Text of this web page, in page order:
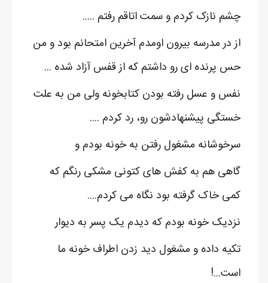
چشم نازک کردم و سمت اتاقم رفتم .....
از در مدرسه بیرون اومدم آخرین امتحانم بود و من
حس پرنده ای رو داشتم که از قفس آزاد شده ...
نفس و عسل رفته بودن کتابخونه ولی من به علت
خستگی پیشنهادشون رو، رد کردم ....
سرخوشانه مشغول رفتن به خونه بودم و
گاهی هم به کفش های کتونی مشکی رنگم که
کمی خاک گرفته بود نگاه می کردم....
نزدیک خونه بودم که دیدم یک پسر به دیوار
تکیه داده و مشغول دید زدن اطراف خونه ما
است...!